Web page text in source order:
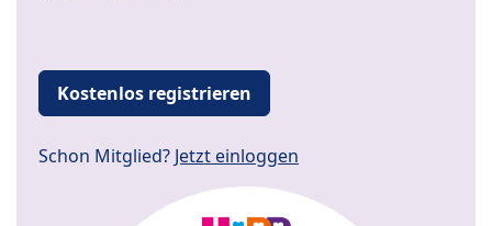
Kostenlos registrieren
Schon Mitglied? Jetzt einloggen